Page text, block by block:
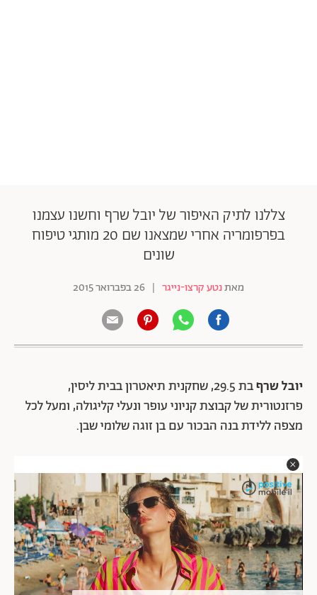
צללנו לתיק האיפור של יובל שרף וחשנו עצמנו
בפרפומריה אחרי שמצאנו שם 20 מותגי טיפוח
שונים
מאתנטע קרצו-נייגר | 26 בפברואר 2015
יובל שרף
בת 29.5, שחקנית תיאטרון בבית ליסין,
פרזנטורית של קבוצת קניוני עופר ונעלי קליגולה, ומעל לכל
מצפה ללידת בנה הבכור עם בן זוגה שלומי שבן.